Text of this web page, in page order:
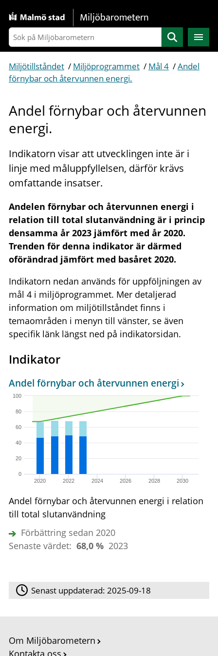
Gå direkt till sidans innehåll
Miljöbarometern
Sök
Miljötillståndet / Miljöprogrammet / Mål 4 /Andel
förnybar och återvunnen energi.
Andel förnybar och återvunnen
energi.
Indikatorn visar att utvecklingen inte är i
linje med måluppfyllelsen, därför krävs
omfattande insatser.
Andelen förnybar och återvunnen energi i
relation till total slutanvändning är i princip
densamma år 2023 jämfört med år 2020.
Trenden för denna indikator är därmed
oförändrad jämfört med basåret 2020.
Indikatorn nedan används för uppföljningen av
mål 4 i miljöprogrammet. Mer detaljerad
information om miljötillståndet finns i
temaområden i menyn till vänster, se även
specifik länk längst ned på indikatorsidan.
Indikator
2020 2022 2024 2026 2028 2030
0
20
40
60
80
100
Andel förnybar och återvunnen energi
Andel förnybar och återvunnen energi i relation
till total slutanvändning
Förbättring sedan 2020
Senaste värdet: 68,0 % 2023
Senast uppdaterad:2025-09-18
Om Miljöbarometern
Kontakta oss